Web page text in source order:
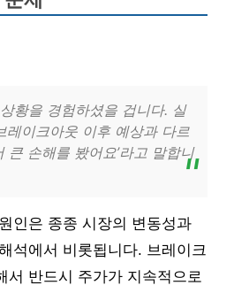
황을 경험하셨을 겁니다. 실
레이크아웃 이후 예상과 다르
큰 손해를 봤어요’라고 말합니
인은 종종 시장의 변동성과
석에서 비롯됩니다. 브레이크
서 반드시 주가가 지속적으로